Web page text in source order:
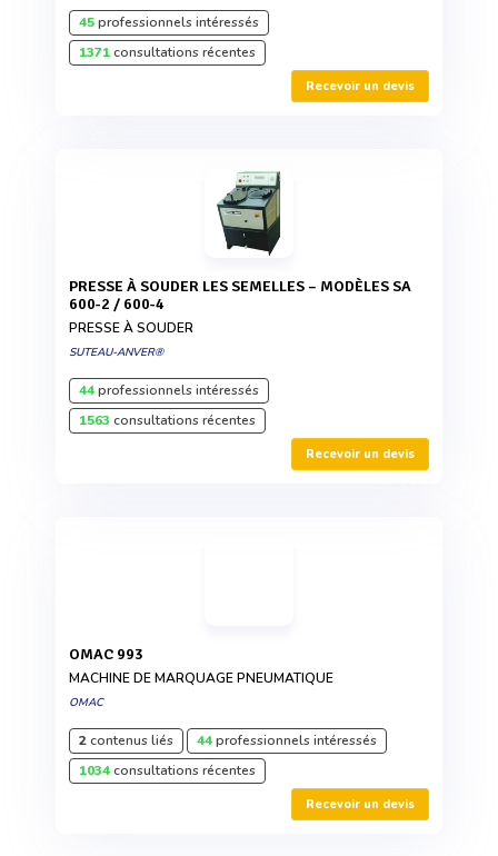
45professionnels intéressés
1371consultations récentes
Recevoir un devis
PRESSE À SOUDER LES SEMELLES – MODÈLES SA
600-2 / 600-4
PRESSE À SOUDER
SUTEAU-ANVER®
44professionnels intéressés
1563 consultations récentes
Recevoir un devis
OMAC 993
MACHINE DE MARQUAGE PNEUMATIQUE
OMAC
2contenus liés 44professionnels intéressés
1034consultations récentes
Recevoir un devis